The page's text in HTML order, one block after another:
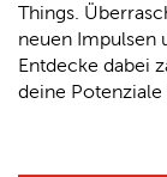
Things.
neuen Impulsen
Entdecke dabei
deine Potenziale